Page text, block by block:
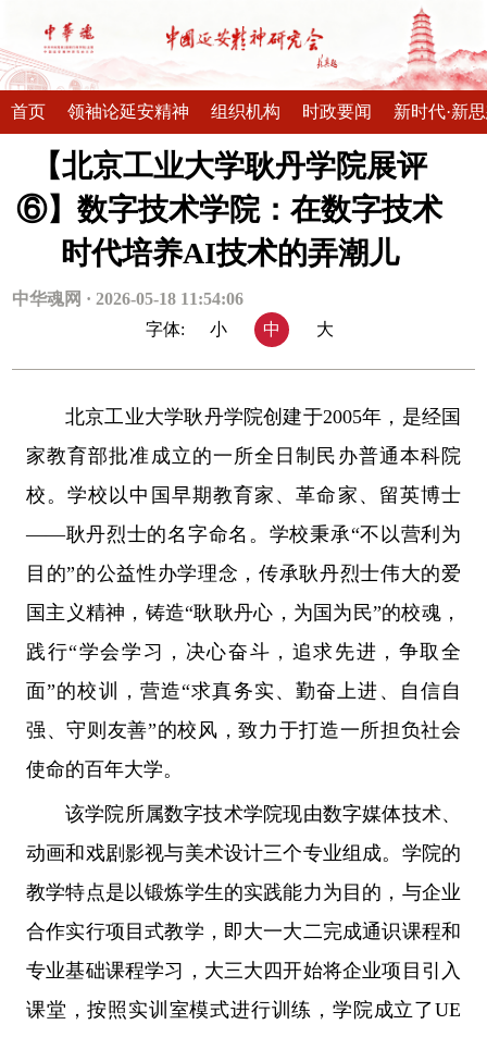
首页 领袖论延安精神 组织机构 时政要闻 新时代·新
【北京工业大学耿丹学院展评
⑥】数字技术学院：在数字技术
时代培养AI技术的弄潮儿
中华魂网 · 2026-05-18 11:54:06
字体:
小 中 大
北京工业大学耿丹学院创建于2005年，是经国
家教育部批准成立的一所全日制民办普通本科院
校。学校以中国早期教育家、革命家、留英博士
——耿丹烈士的名字命名。学校秉承“不以营利为
目的”的公益性办学理念，传承耿丹烈士伟大的爱
国主义精神，铸造“耿耿丹心，为国为民”的校魂，
践行“学会学习，决心奋斗，追求先进，争取全
面”的校训，营造“求真务实、勤奋上进、自信自
强、守则友善”的校风，致力于打造一所担负社会
使命的百年大学。
该学院所属数字技术学院现由数字媒体技术、
动画和戏剧影视与美术设计三个专业组成。学院的
教学特点是以锻炼学生的实践能力为目的，与企业
合作实行项目式教学，即大一大二完成通识课程和
专业基础课程学习，大三大四开始将企业项目引入
课堂，按照实训室模式进行训练，学院成立了UE